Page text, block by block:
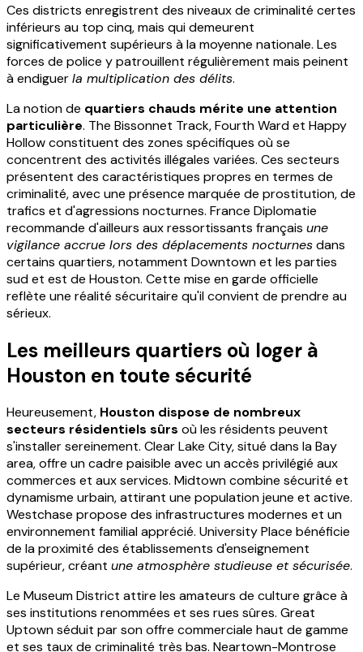
Ces districts enregistrent des niveaux de criminalité certes
inférieurs au top cinq, mais qui demeurent
significativement supérieurs à la moyenne nationale. Les
forces de police y patrouillent régulièrement mais peinent
à endiguerla multiplication des délits.
La notion de quartiers chauds mérite une attention
particulière. The Bissonnet Track, Fourth Ward et Happy
Hollow constituent des zones spécifiques où se
concentrent des activités illégales variées. Ces secteurs
présentent des caractéristiques propres en termes de
criminalité, avec une présence marquée de prostitution, de
trafics et d'agressions nocturnes. France Diplomatie
recommande d'ailleurs aux ressortissants français une
vigilance accrue lors des déplacements nocturnesdans
certains quartiers, notamment Downtown et les parties
sud et est de Houston. Cette mise en garde officielle
reflète une réalité sécuritaire qu'il convient de prendre au
sérieux.
Les meilleurs quartiers où loger à
Houston en toute sécurité
Heureusement, Houston dispose de nombreux
secteurs résidentiels sûrs où les résidents peuvent
s'installer sereinement. Clear Lake City, situé dans la Bay
area, offre un cadre paisible avec un accès privilégié aux
commerces et aux services. Midtown combine sécurité et
dynamisme urbain, attirant une population jeune et active.
Westchase propose des infrastructures modernes et un
environnement familial apprécié. University Place bénéficie
de la proximité des établissements d'enseignement
supérieur, créant une atmosphère studieuse et sécurisée.
Le Museum District attire les amateurs de culture grâce à
ses institutions renommées et ses rues sûres. Great
Uptown séduit par son offre commerciale haut de gamme
et ses taux de criminalité très bas. Neartown-Montrose